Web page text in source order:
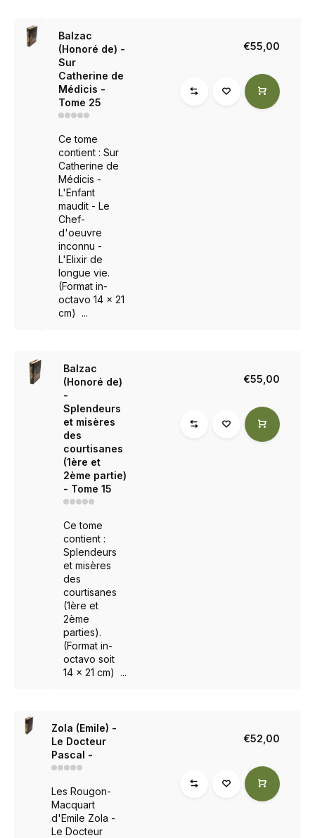
Balzac
(Honoré de) -
Sur
Catherine de
Médicis -
Tome 25
Ce tome
contient : Sur
Catherine de
Médicis -
L'Enfant
maudit - Le
Chef-
d'oeuvre
inconnu -
L'Elixir de
longue vie.
(Format in-
octavo 14 x 21
cm) ...
€55,00
Balzac
(Honoré de)
-
Splendeurs
et misères
des
courtisanes
(1ère et
2ème partie)
- Tome 15
Ce tome
contient :
Splendeurs
et misères
des
courtisanes
(1ère et
2ème
parties).
(Format in-
octavo soit
14 x 21 cm) ...
€55,00
Zola (Emile) -
Le Docteur
Pascal -
Les Rougon-
Macquart
d'Emile Zola -
Le Docteur
€52,00